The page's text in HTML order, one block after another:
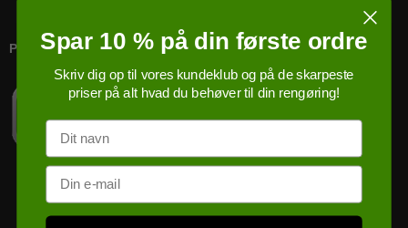
PRICERUNNER KØBSGARANTI
Spar 10 % på din første ordre
Skriv dig op til vores kundeklub og på de skarpeste
priser på alt hvad du behøver til din rengøring!
Navn
Email